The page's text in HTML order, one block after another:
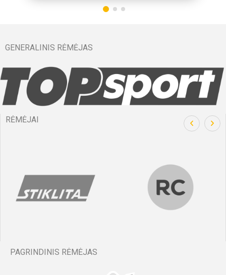
GENERALINIS RĖMĖJAS
RĖMĖJAI
PAGRINDINIS RĖMĖJAS